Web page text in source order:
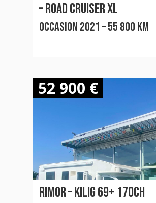
– Road Cruiser XL
Occasion 2021 – 55 800 km
52 900 €
Rimor – Kilig 69+ 170ch